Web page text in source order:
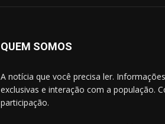
QUEM SOMOS
A notícia que você precisa ler.
exclusivas e interação com a população.
participação.